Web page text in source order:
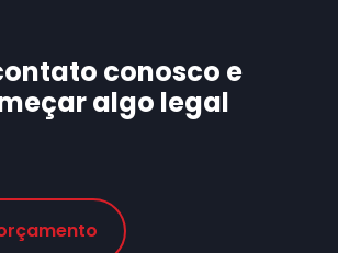
conosco e
algo legal